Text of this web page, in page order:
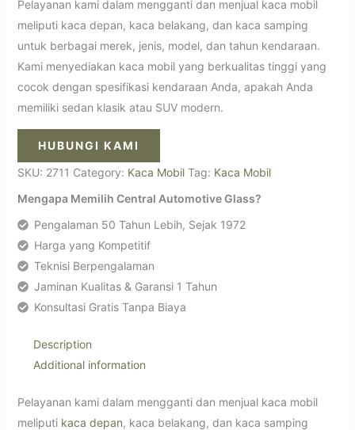
Pelayanan kami dalam mengganti dan menjual kaca mobil
meliputi kaca depan, kaca belakang, dan kaca samping
untuk berbagai merek, jenis, model, dan tahun kendaraan.
Kami menyediakan kaca mobil yang berkualitas tinggi yang
cocok dengan spesifikasi kendaraan Anda, apakah Anda
memiliki sedan klasik atau SUV modern.
HUBUNGI KAMI
SKU: 2711 Category: Kaca Mobil Tag: Kaca Mobil
Mengapa Memilih Central Automotive Glass?
Pengalaman 50 Tahun Lebih, Sejak 1972
Harga yang Kompetitif
Teknisi Berpengalaman
Jaminan Kualitas & Garansi 1 Tahun
Konsultasi Gratis Tanpa Biaya
Description
Additional information
Pelayanan kami dalam mengganti dan menjual kaca mobil
meliputi kaca depan, kaca belakang, dan kaca samping